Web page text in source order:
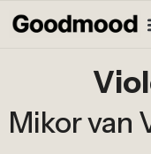
Mikor van